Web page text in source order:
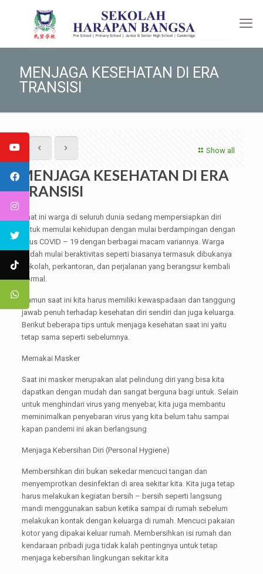
MENJAGA KESEHATAN DI ERA
TRANSISI
Show all
MENJAGA KESEHATAN DI ERA
TRANSISI
Saat ini warga di seluruh dunia sedang mempersiapkan diri
untuk memulai kehidupan dengan mulai berdampingan dengan
virus COVID – 19 dengan berbagai macam variannya. Warga
sudah mulai beraktivitas seperti biasanya termasuk dibukanya
sekolah, perkantoran, dan perjalanan yang berangsur kembali
normal.
Namun saat ini kita harus memiliki kewaspadaan dan tanggung
jawab penuh terhadap kesehatan diri sendiri dan juga keluarga.
Berikut beberapa tips untuk menjaga kesehatan saat ini yaitu
tetap sama seperti sebelumnya.
Memakai Masker
Saat ini masker merupakan alat pelindung diri yang bisa kita
dapatkan dengan mudah dan sangat berguna bagi untuk. Selain
untuk menghindari virus yang menyebar, kita juga membantu
meminimalkan penyebaran virus yang kita belum tahu sampai
kapan pandemi ini akan berlangsung
Menjaga Kebersihan Diri (Personal Hygiene)
Membersihkan diri bukan sekedar mencuci tangan dan
menyemprotkan desinfektan di area sekitar kita. Kita juga tetap
harus melakukan kegiatan bersih – bersih seperti langsung
mandi menggunakan sabun ketika sampai di rumah sebelum
melakukan kontak dengan keluarga di rumah. Mencuci pakaian
kotor yang dipakai keluar rumah. Membersihkan isi rumah dan
kendaraan pribadi juga tidak kalah pentingnya untuk tetap
menjaga kebersihan lingkungan sekitar kita